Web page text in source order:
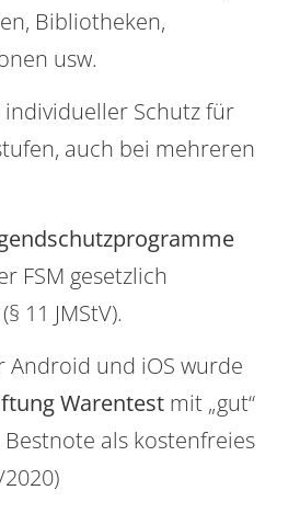
Bibliotheken,
usw.
individueller Schutz für
auch bei mehreren
FSM gesetzlich
11 JMStV).
Android und iOS wurde
Warentest mit „gut“
als kostenfreies